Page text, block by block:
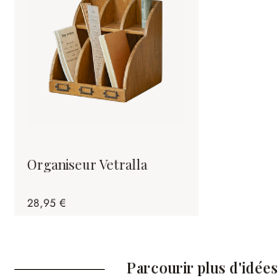
Organiseur Vetralla
28,95 €
Parcourir plus d'idées